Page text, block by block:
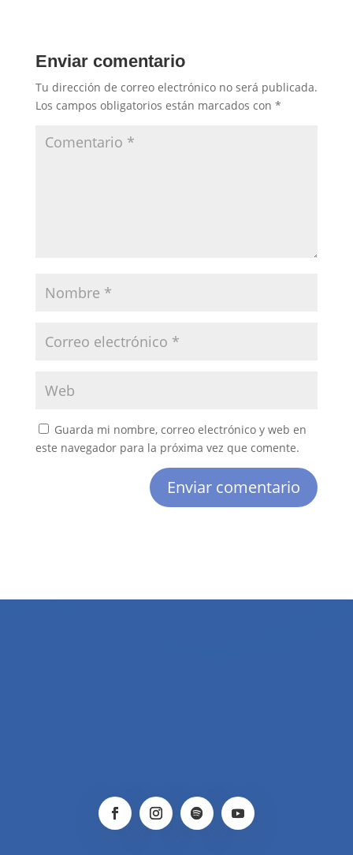
Enviar comentario
Tu dirección de correo electrónico no será publicada.
Los campos obligatorios están marcados con *
Guarda mi nombre, correo electrónico y web en
este navegador para la próxima vez que comente.